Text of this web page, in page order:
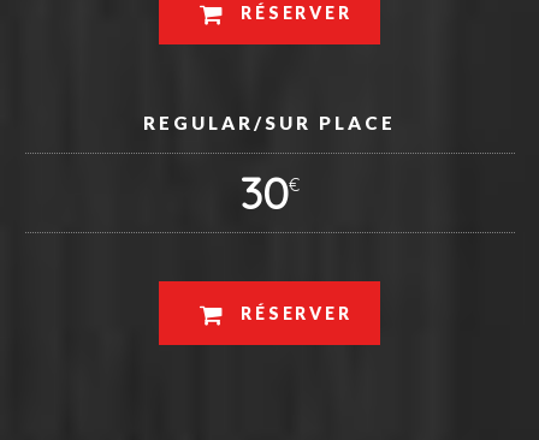
RÉSERVER
REGULAR/SUR PLACE
30€
RÉSERVER